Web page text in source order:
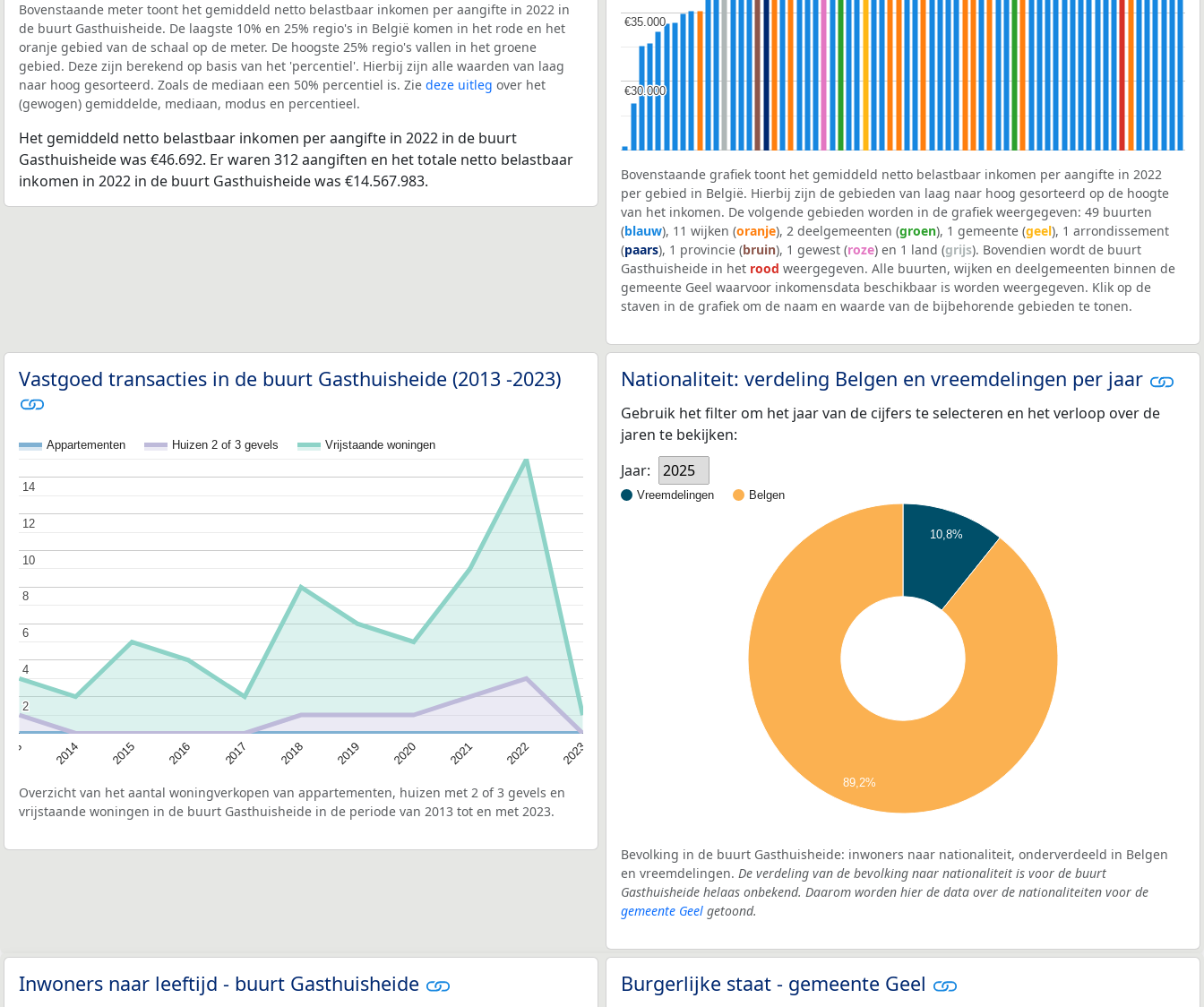
Bovenstaande meter toont het gemiddeld netto belastbaar inkomen per aangifte in 2022 in
de buurt Gasthuisheide. De laagste 10% en 25% regio's in België komen in het rode en het
oranje gebied van de schaal op de meter. De hoogste 25% regio's vallen in het groene
gebied. Deze zijn berekend op basis van het 'percentiel'. Hierbij zijn alle waarden van laag
naar hoog gesorteerd. Zoals de mediaan een 50% percentiel is. Zie deze uitleg over het
(gewogen) gemiddelde, mediaan, modus en percentieel.
Het gemiddeld netto belastbaar inkomen per aangifte in 2022 in de buurt
Gasthuisheide was €46.692. Er waren 312 aangiften en het totale netto belastbaar
inkomen in 2022 in de buurt Gasthuisheide was €14.567.983.
€30.000
€30.000
€35.000
€35.000
Bovenstaande grafiek toont het gemiddeld netto belastbaar inkomen per aangifte in 2022
per gebied in België. Hierbij zijn de gebieden van laag naar hoog gesorteerd op de hoogte
van het inkomen. De volgende gebieden worden in de grafiek weergegeven: 49 buurten
(blauw), 11 wijken (oranje), 2 deelgemeenten (groen), 1 gemeente (geel), 1 arrondissement
(paars), 1 provincie (bruin), 1 gewest (roze) en 1 land (grijs). Bovendien wordt de buurt
Gasthuisheide in het rood weergegeven. Alle buurten, wijken en deelgemeenten binnen de
gemeente Geel waarvoor inkomensdata beschikbaar is worden weergegeven. Klik op de
staven in de grafiek om de naam en waarde van de bijbehorende gebieden te tonen.
Vastgoed transacties in de buurt Gasthuisheide (2013 -2023)
Appartementen Huizen 2 of 3 gevels Vrijstaande woningen
2014 2015 2016 2017 2018 2019 2020 2021 2022 2023
2
2
4
4
6
6
8
8
10
10
12
12
14
14
Overzicht van het aantal woningverkopen van appartementen, huizen met 2 of 3 gevels en
vrijstaande woningen in de buurt Gasthuisheide in de periode van 2013 tot en met 2023.
Nationaliteit: verdeling Belgen en vreemdelingen per jaar
Gebruik het filter om het jaar van de cijfers te selecteren en het verloop over de
jaren te bekijken:
Jaar:
2025
Vreemdelingen Belgen
10,8%
89,2%
Bevolking in de buurt Gasthuisheide: inwoners naar nationaliteit, onderverdeeld in Belgen
en vreemdelingen. De verdeling van de bevolking naar nationaliteit is voor de buurt
Gasthuisheide helaas onbekend. Daarom worden hier de data over de nationaliteiten voor de
gemeente Geel getoond.
Inwoners naar leeftijd - buurt Gasthuisheide Burgerlijke staat - gemeente Geel